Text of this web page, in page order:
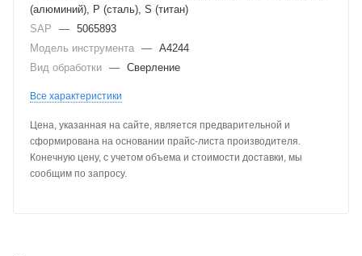
(алюминий), P (сталь), S (титан)
SAP
— 5065893
Модель инструмента — A4244
Вид обработки — Сверление
Все характеристики
Цена, указанная на сайте, является предварительной и
сформирована на основании прайс-листа производителя.
Конечную цену, с учетом объема и стоимости доставки, мы
сообщим по запросу.